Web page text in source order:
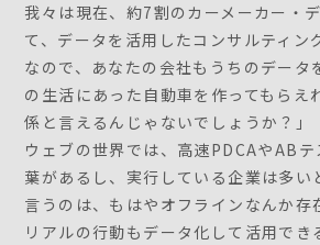
我々は現在、約7割のカーメーカー・
て、データを活用したコンサルティン
なので、あなたの会社もうちのデータ
の生活にあった自動車を作ってもらえ
係と言えるんじゃないでしょうか？」
ウェブの世界では、高速PDCAやAB
葉があるし、実行している企業は多い
言うのは、もはやオフラインなんか存
リアルの行動もデータ化して活用でき